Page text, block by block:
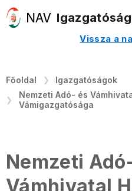
Vissza a
Főoldal
Igazgatóságok
Nemzeti Adó- és
Vámigazgatósága
Nemzeti
Vámhivatal